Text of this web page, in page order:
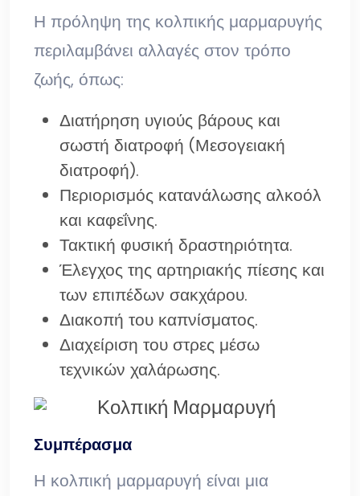
Η πρόληψη της κολπικής μαρμαρυγής
περιλαμβάνει αλλαγές στον τρόπο
ζωής, όπως:
Διατήρηση υγιούς βάρους και
σωστή διατροφή (Μεσογειακή
διατροφή).
Περιορισμός κατανάλωσης αλκοόλ
και καφεΐνης.
Τακτική φυσική δραστηριότητα.
Έλεγχος της αρτηριακής πίεσης και
των επιπέδων σακχάρου.
Διακοπή του καπνίσματος.
Διαχείριση του στρες μέσω
τεχνικών χαλάρωσης.
Συμπέρασμα
Η κολπική μαρμαρυγή είναι μια